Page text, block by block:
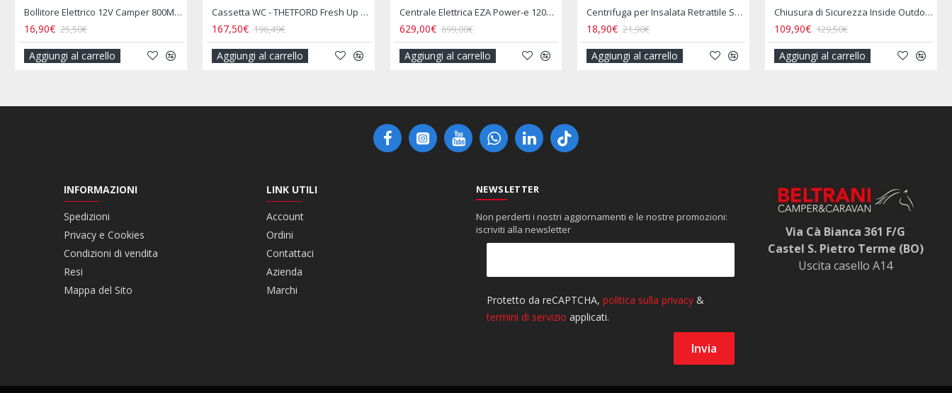
Contenitore Alimenti Pieghevole Silicone Tipo Tupperware
11,90€ 13,90€
Aggiungi al carrello
Copertura Impermeabile per Portabici Posteriore Camper 2–3 Biciclette
29,90€ 35,00€
Aggiungi al carrello
Copertura Impermeabile per Portabici Posteriore Camper 4 Biciclette
33,90€ 40,00€
Aggiungi al carrello
Coppia di Filtri Gas - TRUMA
49,90€ 69,00€
Aggiungi al carrello
Coprimaterasso Impermeabile per Letto Centrale 150 X 200 Cm
33,50€ 39,50€
Aggiungi al carrello
INFORMAZIONI
Spedizioni
Privacy e Cookies
Condizioni di vendita
Resi
Mappa del Sito
LINK UTILI
Account
Ordini
Contattaci
Azienda
Marchi
NEWSLETTER
Non perderti i nostri aggiornamenti e le nostre promozioni:
iscriviti alla newsletter
Via Cà Bianca 361 F/G
Castel S. Pietro Terme (BO)
Uscita casello A14